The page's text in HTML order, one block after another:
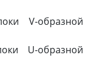
V-образной
U-образной